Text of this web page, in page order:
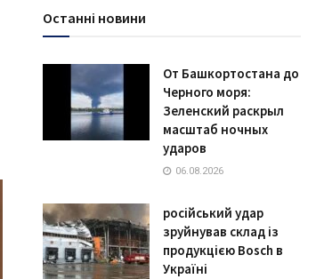
Останні новини
От Башкортостана до
Черного моря:
Зеленский раскрыл
масштаб ночных
ударов
06.08.2026
російський удар
зруйнував склад із
продукцією Bosch в
Україні